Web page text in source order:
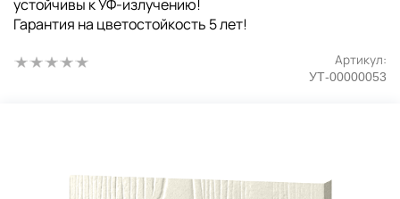
устойчивы к УФ-излучению!
Гарантия на цветостойкость 5 лет!
Артикул:
УТ-00000053